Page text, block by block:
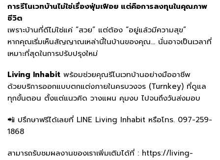
การรีโนเวทบ้านไม่ใช่เรื่องฟุ่มเฟือย แต่คือการลงทุนในคุณภาพ
ชีวิต
เพราะบ้านที่ดีไม่ใช่แค่ “สวย” แต่ต้อง “อยู่แล้วมีความสุข”
หากคุณเริ่มเห็นสัญญาณเหล่านี้ในบ้านของคุณ… นั่นอาจเป็นเวลาที่
เหมาะที่สุดในการปรับปรุงใหม่
Living Inhabit พร้อมช่วยคุณรีโนเวทบ้านอย่างมืออาชีพ
ด้วยบริการออกแบบตกแต่งภายในครบวงจร (Turnkey) ที่ดูแล
ทุกขั้นตอน ตั้งแต่แนวคิด วางแผน คุมงบ ไปจนถึงวันส่งมอบ
📲 ปรึกษาฟรีได้เลยที่ LINE Living Inhabit หรือโทร. 097-259-
1868
สามารถรับชมผลงานของเราเพิ่มเติมได้ที่ : https://living-